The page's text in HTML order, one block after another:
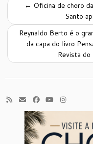
← Oficina de choro
Santo
Reynaldo Berto é o
da capa do livro
Revista